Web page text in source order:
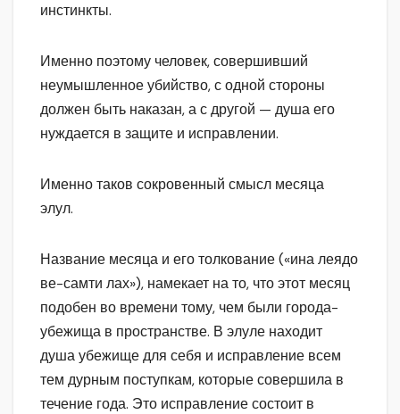
инстинкты.
Именно поэтому человек, совершивший
неумышленное убийство, с одной стороны
должен быть наказан, а с другой — душа его
нуждается в защите и исправлении.
Именно таков сокровенный смысл месяца
элул.
Название месяца и его толкование («ина леядо
ве-самти лах»), намекает на то, что этот месяц
подобен во времени тому, чем были города-
убежища в пространстве. В элуле находит
душа убежище для себя и исправление всем
тем дурным поступкам, которые совершила в
течение года. Это исправление состоит в